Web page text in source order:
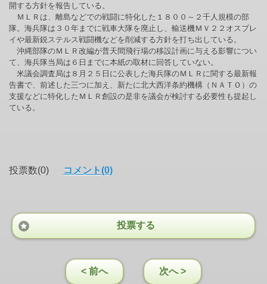
開する方針を報告している。
ＭＬＲは、離島などでの戦闘に特化した１８００～２千人規模の部
隊。海兵隊は３０年までに戦車大隊を廃止し、輸送機ＭＶ２２オスプレ
イや最新鋭ステルス戦闘機などを削減する方針を打ち出している。
沖縄部隊のＭＬＲ改編が普天間飛行場の移設計画に与える影響につい
て、海兵隊当局は６日までに本紙の取材に回答していない。
米議会調査局は８月２５日に公表した海兵隊のＭＬＲに関する最新報
告書で、前述した三つに加え、新たに北大西洋条約機構（ＮＡＴＯ）の
支援などに特化したＭＬＲ創設の是非を議会が検討する必要性も提起し
ている。
投票数(0) コメント(0)
投票する
< 前へ 次へ >